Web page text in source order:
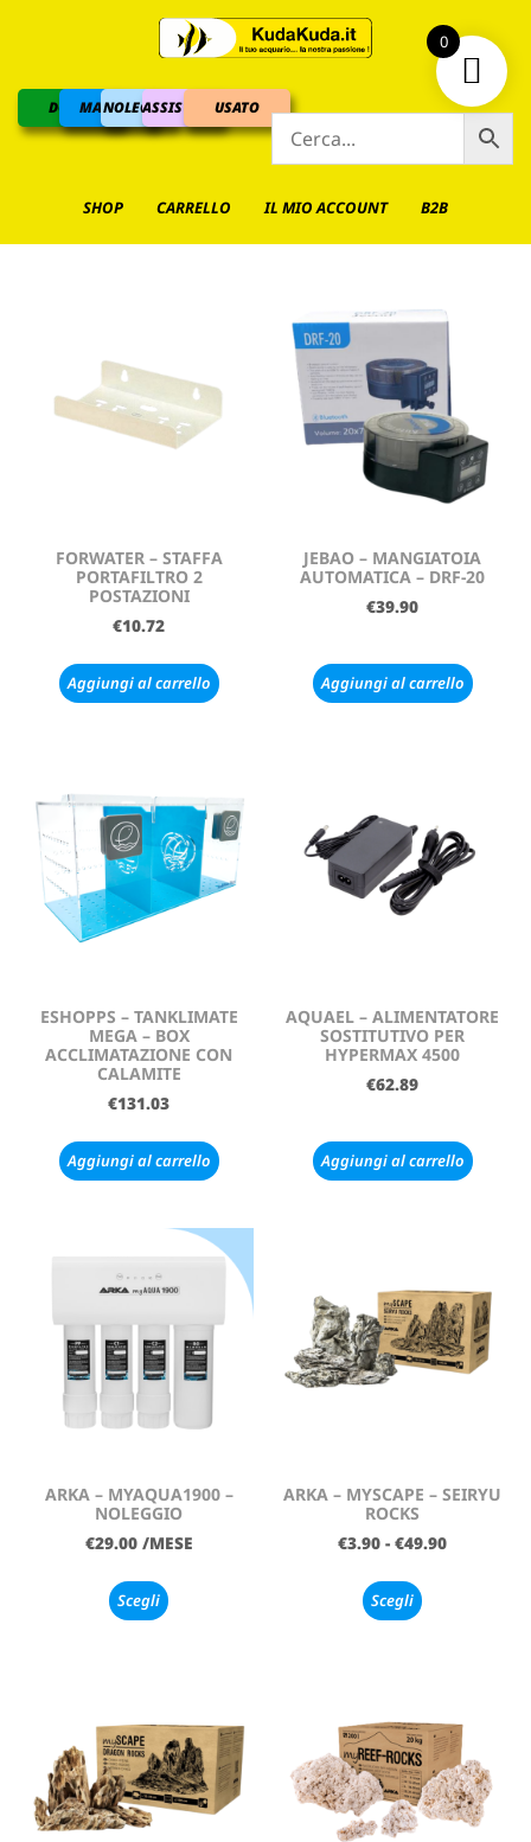
DOLCEMARINO
NOLEGGIOASSISTENZAUSATO
SHOP CARRELLO IL MIO ACCOUNT B2B
FORWATER – STAFFA
PORTAFILTRO 2
POSTAZIONI
€10.72
Aggiungi al carrello
JEBAO – MANGIATOIA
AUTOMATICA – DRF-20
€39.90
Aggiungi al carrello
ESHOPPS – TANKLIMATE
MEGA – BOX
ACCLIMATAZIONE CON
CALAMITE
€131.03
Aggiungi al carrello
AQUAEL – ALIMENTATORE
SOSTITUTIVO PER
HYPERMAX 4500
€62.89
Aggiungi al carrello
ARKA – MYAQUA1900 –
NOLEGGIO
€29.00 /MESE
Scegli
ARKA – MYSCAPE – SEIRYU
ROCKS
€3.90 - €49.90
Scegli
0